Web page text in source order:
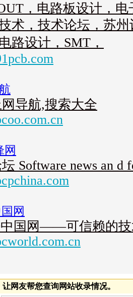
，电路板设计，
术，技术论坛，苏
路设计，SMT，
导航,搜索大全
网
Software news an d
网
中国网——可信赖的
网友帮您查询网站收录情况。